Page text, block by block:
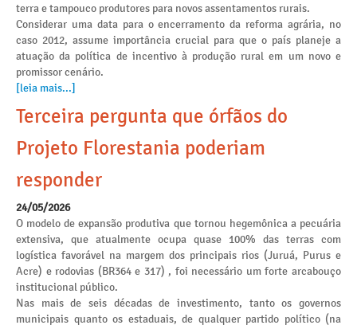
terra e tampouco produtores para novos assentamentos rurais.
Considerar uma data para o encerramento da reforma agrária, no
caso 2012, assume importância crucial para que o país planeje a
atuação da política de incentivo à produção rural em um novo e
promissor cenário.
[leia mais...]
Terceira pergunta que órfãos do
Projeto Florestania poderiam
responder
24/05/2026
O modelo de expansão produtiva que tornou hegemônica a pecuária
extensiva, que atualmente ocupa quase 100% das terras com
logística favorável na margem dos principais rios (Juruá, Purus e
Acre) e rodovias (BR364 e 317) , foi necessário um forte arcabouço
institucional público.
Nas mais de seis décadas de investimento, tanto os governos
municipais quanto os estaduais, de qualquer partido político (na